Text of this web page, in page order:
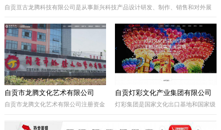
自贡亘古龙腾科技有限公司是从事新兴科技产品设计研发、制作、销售和对外展
架、仿真远古植物、埋藏挖掘现场和行走恐龙服等仿真产品，现已成为行业内的
领军企业。
自贡灯彩文化产业集团有限公司
灯彩集团是国家文化出口基地和国家级
企业，集团子公司新亚彩灯是连续多年
自贡市龙腾文化艺术有限公司
自贡市龙腾文化艺术有限公司注册资金
之乡、中国灯城”美誉的四川省自贡